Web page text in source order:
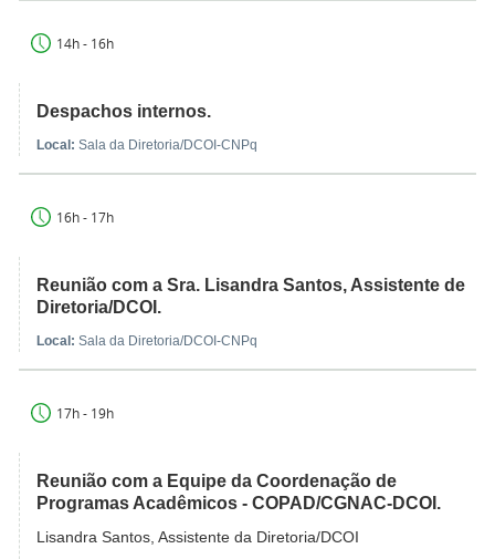
14h - 16h
Despachos internos.
Local: Sala da Diretoria/DCOI-CNPq
16h - 17h
Reunião com a Sra. Lisandra Santos, Assistente de
Diretoria/DCOI.
Local: Sala da Diretoria/DCOI-CNPq
17h - 19h
Reunião com a Equipe da Coordenação de
Programas Acadêmicos - COPAD/CGNAC-DCOI.
Lisandra Santos, Assistente da Diretoria/DCOI